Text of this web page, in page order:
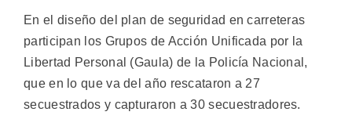
En el diseño del plan de seguridad en carreteras
participan los Grupos de Acción Unificada por la
Libertad Personal (Gaula) de la Policía Nacional,
que en lo que va del año rescataron a 27
secuestrados y capturaron a 30 secuestradores.